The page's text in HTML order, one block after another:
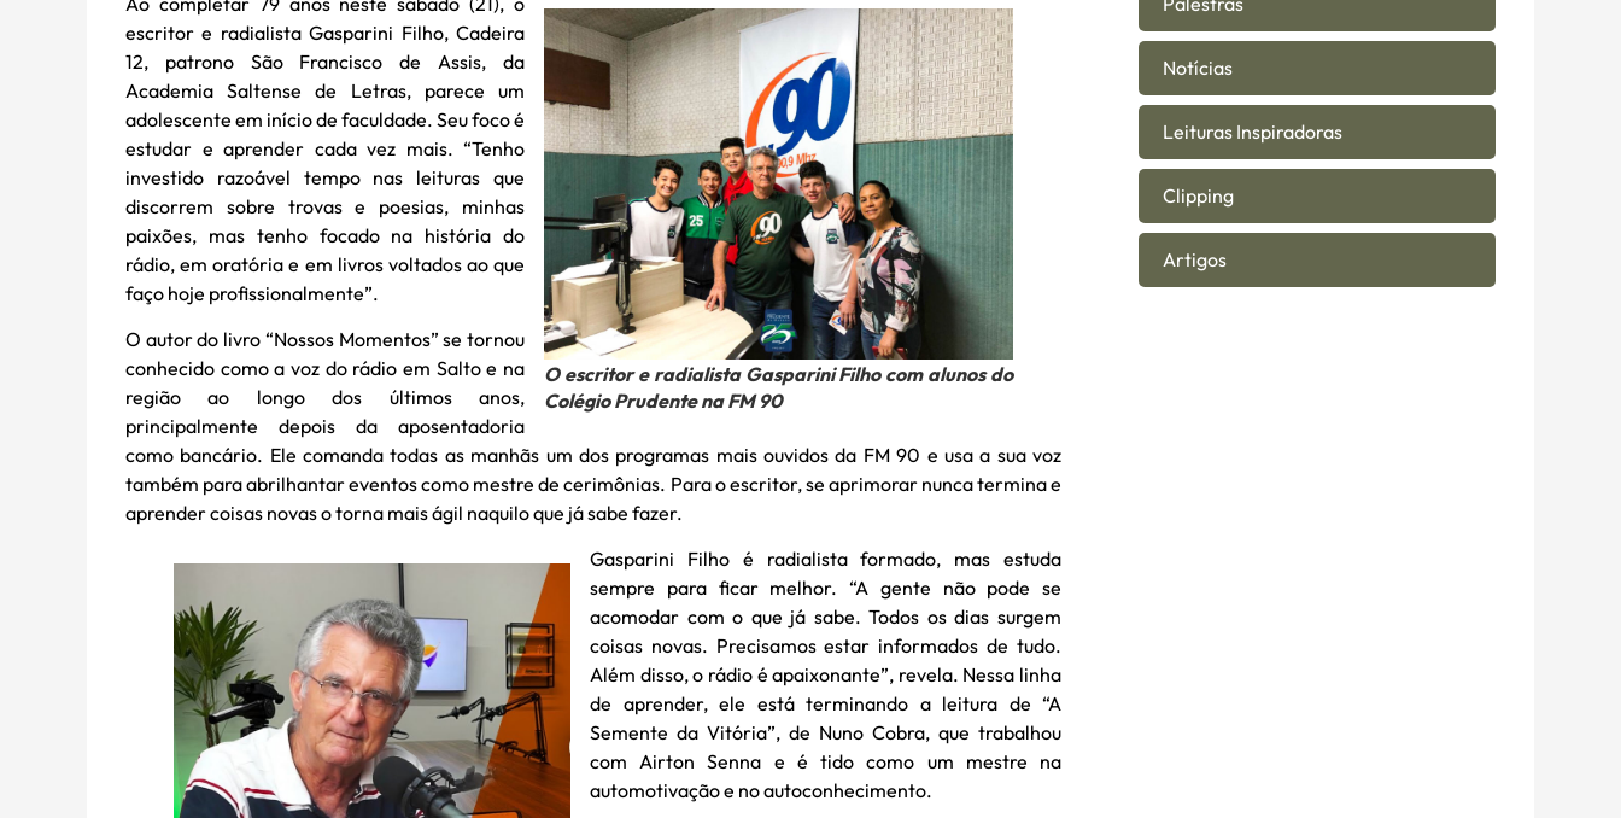
O escritor e radialista Gasparini Filho com alunos do
Colégio Prudente na FM 90
escritor e radialista Gasparini Filho, Cadeira
12, patrono São Francisco de Assis, da
Academia Saltense de Letras, parece um
adolescente em início de faculdade. Seu foco é
estudar e aprender cada vez mais. “Tenho
investido razoável tempo nas leituras que
discorrem sobre trovas e poesias, minhas
paixões, mas tenho focado na história do
rádio, em oratória e em livros voltados ao que
faço hoje profissionalmente”.
O autor do livro “Nossos Momentos” se tornou
conhecido como a voz do rádio em Salto e na
região ao longo dos últimos anos,
principalmente depois da aposentadoria
como bancário. Ele comanda todas as manhãs um dos programas mais ouvidos da FM 90 e usa a sua voz
também para abrilhantar eventos como mestre de cerimônias. Para o escritor, se aprimorar nunca termina e
aprender coisas novas o torna mais ágil naquilo que já sabe fazer.
Gasparini Filho é radialista formado, mas estuda
sempre para ficar melhor. “A gente não pode se
acomodar com o que já sabe. Todos os dias surgem
coisas novas. Precisamos estar informados de tudo.
Além disso, o rádio é apaixonante”, revela. Nessa linha
de aprender, ele está terminando a leitura de “A
Semente da Vitória”, de Nuno Cobra, que trabalhou
com Airton Senna e é tido como um mestre na
automotivação e no autoconhecimento.
Notícias
Leituras Inspiradoras
Clipping
Artigos